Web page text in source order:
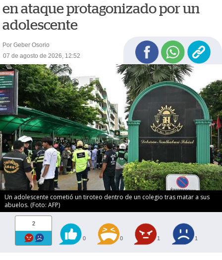
en ataque protagonizado por un
adolescente
Por Geber Osorio
07 de agosto de 2026, 12:52
Un adolescente cometió un tiroteo dentro de un colegio tras matar a sus
abuelos. (Foto: AFP)
2
0 0 1 1